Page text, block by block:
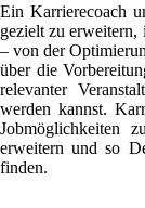
Ein Karrierecoach
gezielt zu
– von der
über die
relevanter
werden kannst.
Jobmöglichkeiten
erweitern und so
finden.